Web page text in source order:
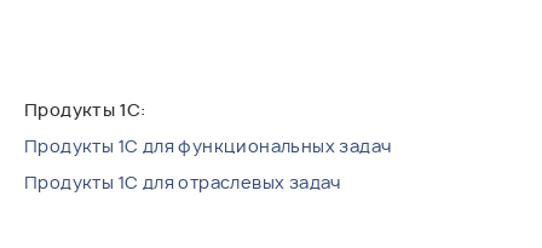
Продукты 1С для функциональных задач
Продукты 1С для отраслевых задач